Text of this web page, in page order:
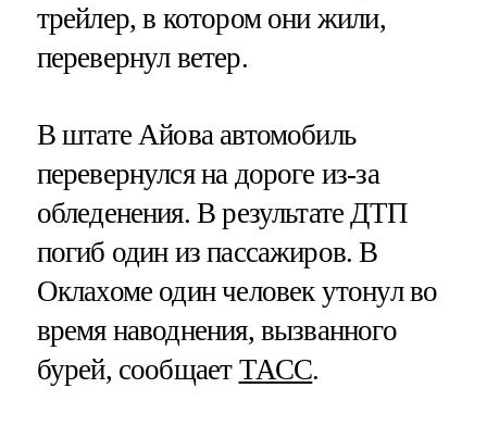
трейлер, в котором они жили,
перевернул ветер.
В штате Айова автомобиль
перевернулся на дороге из-за
обледенения. В результате ДТП
погиб один из пассажиров. В
Оклахоме один человек утонул во
время наводнения, вызванного
бурей, сообщает ТАСС.